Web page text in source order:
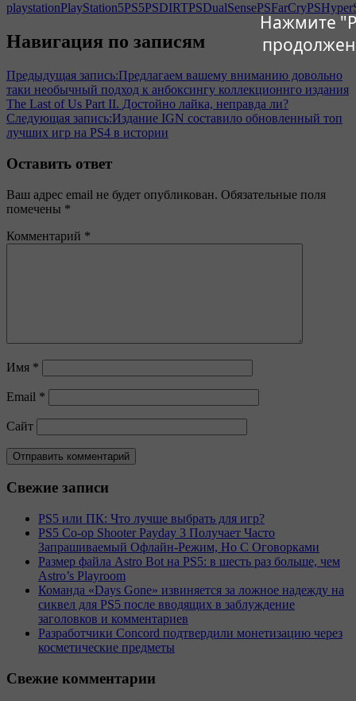
Нажмите
playstationPlayStation5PS5PSDIRTPSDualSensePSFarCry
Навигация по записям
Предыдущая запись:Предлагаем вашему вниманию довольно
таки необычный подход к анбоксингу коллекционнго издания
The Last of Us Part II. Достойно лайка, неправда ли?
Следующая запись:Издание IGN составило обновленный топ
лучших игр на PS4 в истории
Оставить ответ
Ваш адрес email не будет опубликован. Обязательные поля
помечены *
Комментарий *
Имя *
Email *
Сайт
Свежие записи
PS5 или ПК: Что лучше выбрать для игр?
PS5 Co-op Shooter Payday 3 Получает Часто
Запрашиваемый Офлайн-Режим, Но С Оговорками
Размер файла Astro Bot на PS5: в шесть раз больше, чем
Astro’s Playroom
Команда «Days Gone» извиняется за ложное надежду на
сиквел для PS5 после вводящих в заблуждение
заголовков и комментариев
Разработчики Concord подтвердили монетизацию через
косметические предметы
Свежие комментарии